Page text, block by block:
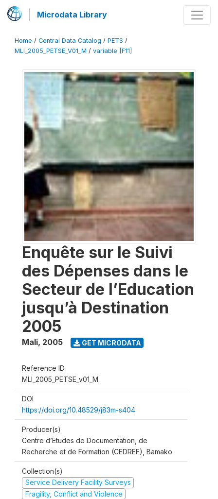
Microdata Library
Home / Central Data Catalog / PETS /
MLI_2005_PETSE_V01_M / variable [F11]
Enquête sur le Suivi
des Dépenses dans le
Secteur de l’Education
jusqu’à Destination
2005
Mali, 2005 GET MICRODATA
Reference ID
MLI_2005_PETSE_v01_M
DOI
https://doi.org/10.48529/j83m-s404
Producer(s)
Centre d’Etudes de Documentation, de
Recherche et de Formation (CEDREF), Bamako
Collection(s)
Service Delivery Facility Surveys
Fragility, Conflict and Violence